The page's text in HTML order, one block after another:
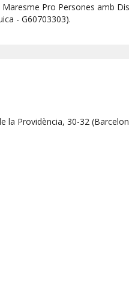
Pro Persones amb
- G60703303).
la Providència, 30-32 (